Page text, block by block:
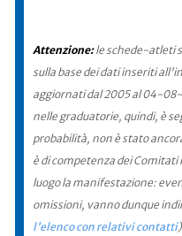
Attenzione:le schede-atleti
sulla base dei dati inseriti
aggiornati dal 2005 al 04-
nelle graduatorie, quindi, è
probabilità, non è stato
è di competenza dei
luogo la manifestazione:
omissioni, vanno dunque
l'elenco con relativi contatti